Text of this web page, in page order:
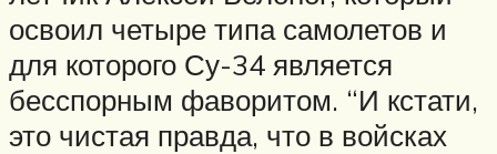
освоил четыре типа самолетов и
для которого Су-34 является
бесспорным фаворитом. “И кстати,
это чистая правда, что в войсках